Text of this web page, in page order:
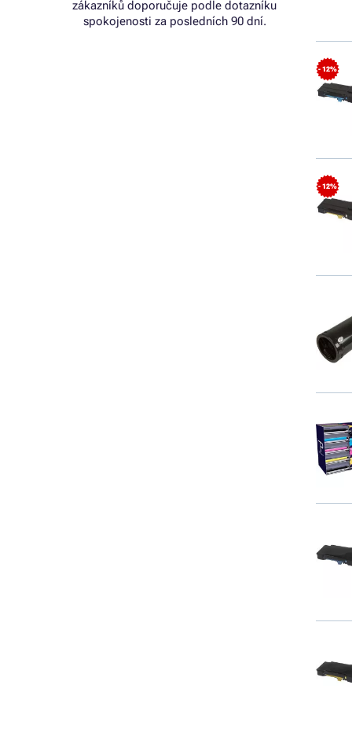
zákazníků doporučuje podle dotazníku
spokojenosti za posledních 90 dní.
- 12%
- 12%